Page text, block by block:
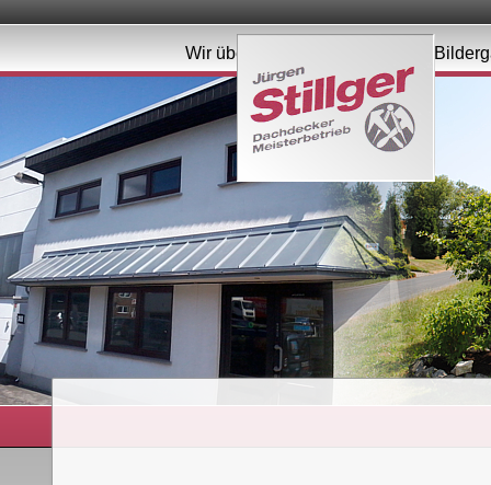
Wir über uns